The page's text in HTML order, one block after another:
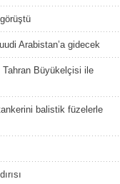
Arabistan’a gidecek
Tahran Büyükelçisi ile
balistik füzelerle